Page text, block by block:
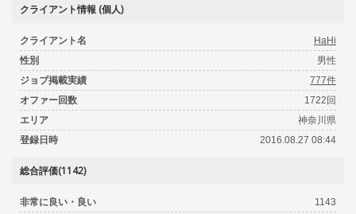
クライアント情報 (個人)
クライアント名
HaHi
性別
男性
ジョブ掲載実績
777件
オファー回数
1722回
エリア
神奈川県
登録日時
2016.08.27 08:44
総合評価(1142)
非常に良い・良い
1143